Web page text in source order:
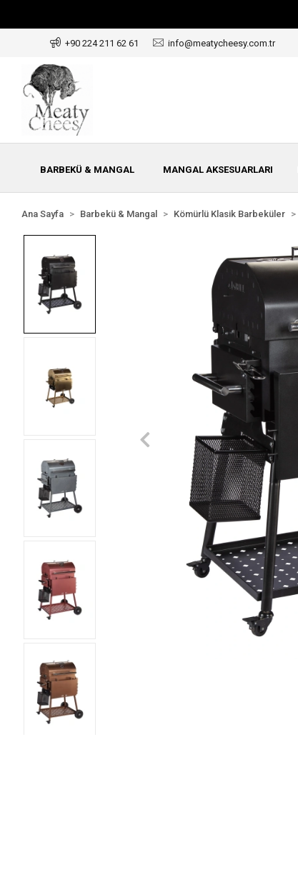
+90 224 211 62 61 info@meatycheesy.com.tr
BARBEKÜ & MANGAL MANGAL AKSESUARLARI
Ana Sayfa Barbekü & Mangal Kömürlü Klasik Barbeküler